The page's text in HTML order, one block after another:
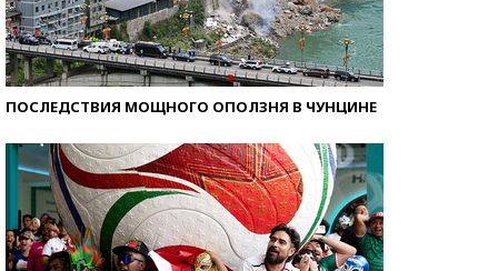
ПОСЛЕДСТВИЯ МОЩНОГО ОПОЛЗНЯ В ЧУНЦИНЕ